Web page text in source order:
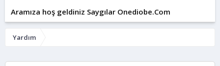
Aramıza hoş geldiniz Saygılar Onediobe.Com
Yardım